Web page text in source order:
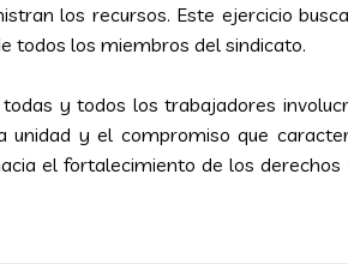
los recursos. Este ejercicio
todos los miembros del sindicato.
y todos los trabajadores
unidad y el compromiso que
el fortalecimiento de los